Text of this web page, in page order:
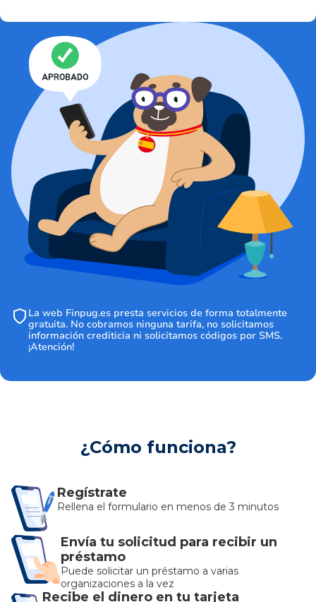
La web Finpug.es presta servicios de forma totalmente
gratuita. No cobramos ninguna tarifa, no solicitamos
información crediticia ni solicitamos códigos por SMS.
¡Atención!
¿Cómo funciona?
Regístrate
Rellena el formulario en menos de 3 minutos
Envía tu solicitud para recibir un
préstamo
Puede solicitar un préstamo a varias
organizaciones a la vez
Recibe el dinero en tu tarjeta